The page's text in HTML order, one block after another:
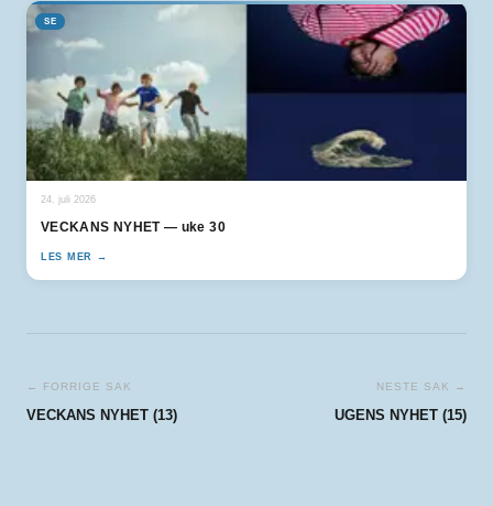
SE
24. juli 2026
VECKANS NYHET — uke 30
LES MER →
← FORRIGE SAK
VECKANS NYHET (13)
NESTE SAK →
UGENS NYHET (15)